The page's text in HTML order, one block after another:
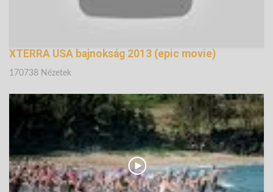
XTERRA USA bajnokság 2013 (epic movie)
170738 Nézetek